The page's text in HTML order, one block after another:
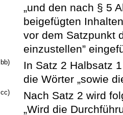
„und den nach § 5
beigefügten
vor dem Satzpunkt
einzustellen”
bb)
In Satz 2 Halbsatz
die Wörter „sowie
cc)
Nach Satz 2 wird
„Wird die